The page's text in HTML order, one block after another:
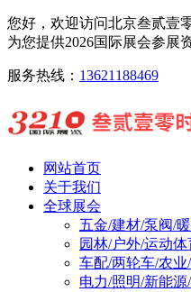
您好，欢迎访问北京叁贰壹
为您提供2026国际展会参展
服务热线： 13621188469
网站首页
关于我们
全球展会
五金/建材/泵阀/
园林/户外/运动
车配/两轮车/农业
电力/照明/新能源